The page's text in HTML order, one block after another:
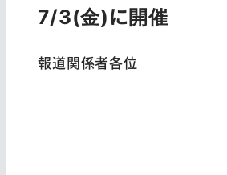
7/3(金)に開催
報道関係者各位